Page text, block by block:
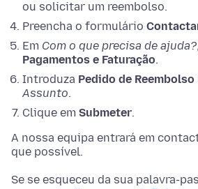
ou solicitar um reembolso.
Preencha o formulário
Em Com o que precisa de ajuda?
Pagamentos e Faturação.
Introduza Pedido de Reembolso
Assunto.
Clique em Submeter.
A nossa equipa entrará em
que possível.
Se se esqueceu da sua palavra-